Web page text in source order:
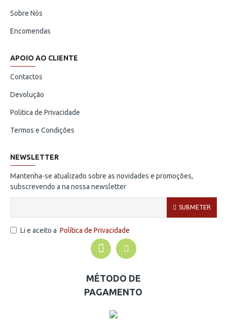
Sobre Nós
Encomendas
APOIO AO CLIENTE
Contactos
Devolução
Politica de Privacidade
Termos e Condições
NEWSLETTER
Mantenha-se atualizado sobre as novidades e promoções,
subscrevendo a na nossa newsletter
SUBMETER
Li e aceito a Política de Privacidade
MÉTODO DE
PAGAMENTO